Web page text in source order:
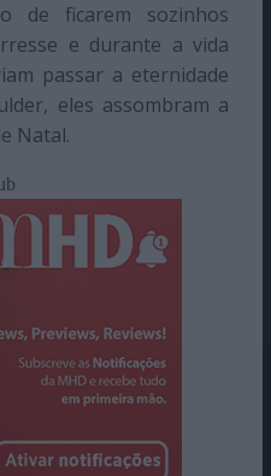
de ficarem sozinhos
e durante a vida
passar a eternidade
eles assombram a
Natal.